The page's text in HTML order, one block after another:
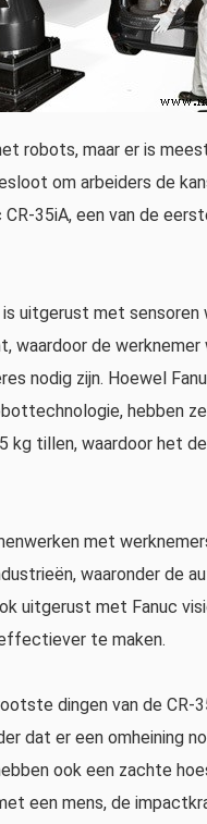
robots, maar er is
om arbeiders de
35iA, een van de
uitgerust met sensoren
waardoor de
nodig zijn. Hoewel
hebben
kg tillen, waardoor het
met
waaronder de
uitgerust met Fanuc
te maken.
dingen van de CR-
dat er een omheining
ook een zachte
een mens, de